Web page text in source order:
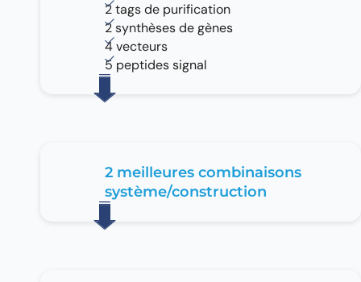
2 tags de purification
2 synthèses de gènes
4 vecteurs
5 peptides signal
2 meilleures combinaisons
système/construction